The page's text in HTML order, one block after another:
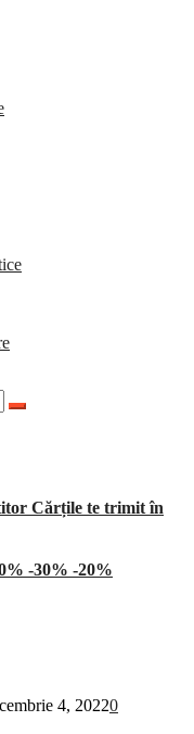
Cărțile te trimit în
-30% -20%
4, 20220